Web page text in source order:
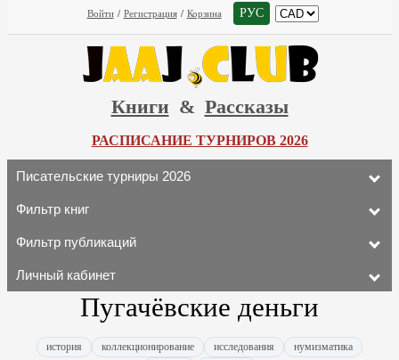
Войти / Регистрация / Корзина РУС
Книги & Рассказы
РАСПИСАНИЕ ТУРНИРОВ 2026
Писательские турниры 2026
Фильтр книг
Фильтр публикаций
Личный кабинет
Пугачёвские деньги
история коллекционирование исследования
нумизматика